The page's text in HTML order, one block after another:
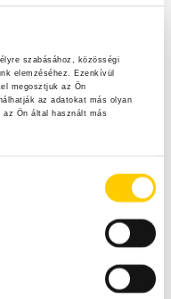
szabásához, közösségi
elemzéséhez. Ezenkívül
megosztjuk az Ön
az adatokat más olyan
az Ön által használt más
hívták őt,
és megfogadták a
leesett és kettétört a
az értékes
és semmit
mindig pont eleget
és talán csak erre volt